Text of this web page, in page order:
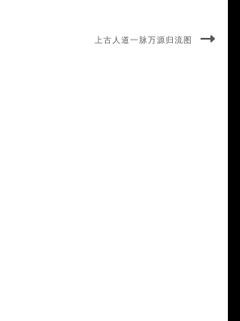
上古人道一脉万源归流图